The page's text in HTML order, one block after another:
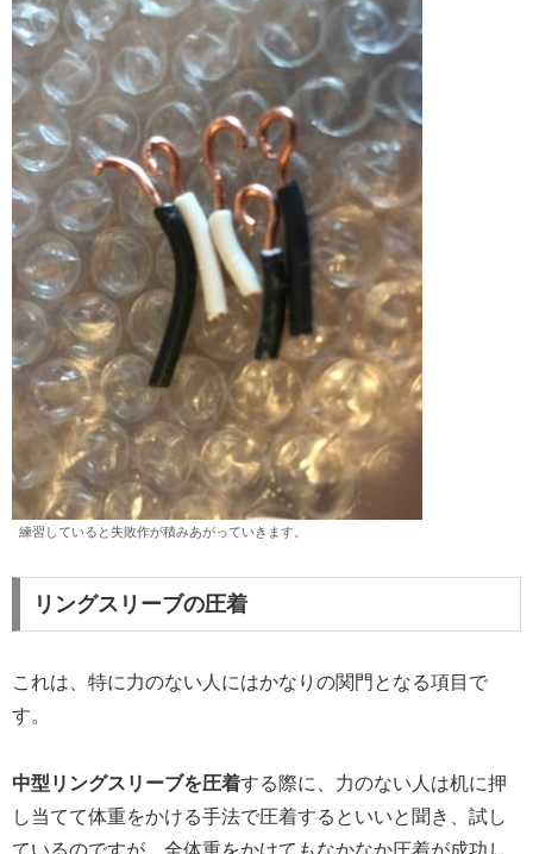
練習していると失敗作が積みあがっていきます。
リングスリーブの圧着
これは、特に力のない人にはかなりの関門となる項目で
す。
中型リングスリーブを圧着する際に、力のない人は机に押
し当てて体重をかける手法で圧着するといいと聞き、試し
ているのですが、全体重をかけてもなかなか圧着が成功し